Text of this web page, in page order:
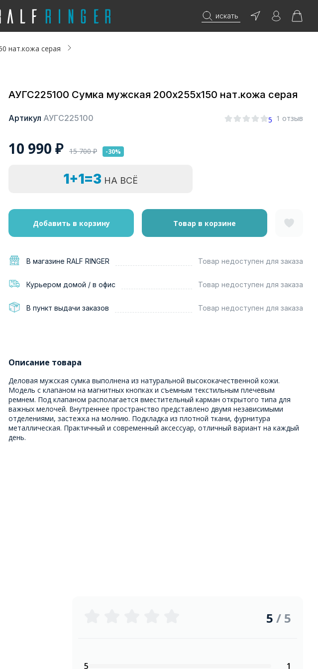
искать
нат.кожа серая
АУГС225100 Сумка мужская 200х255х150 нат.кожа серая
Артикул АУГС225100 5 1 отзыв
10 990 ₽ 15 700₽ -30%
1+1=3 НА ВСЁ
Добавить в корзину Товар в корзине
В магазине RALF RINGER Товар недоступен для заказа
Курьером домой / в офис Товар недоступен для заказа
В пункт выдачи заказов Товар недоступен для заказа
Описание товара
Деловая мужская сумка выполнена из натуральной высококачественной кожи.
Модель с клапаном на магнитных кнопках и съемным текстильным плечевым
ремнем. Под клапаном располагается вместительный карман открытого типа для
важных мелочей. Внутреннее пространство представлено двумя независимыми
отделениями, застежка на молнию. Подкладка из плотной ткани, фурнитура
металлическая. Практичный и современный аксессуар, отличный вариант на каждый
день.
5 / 5
5
1